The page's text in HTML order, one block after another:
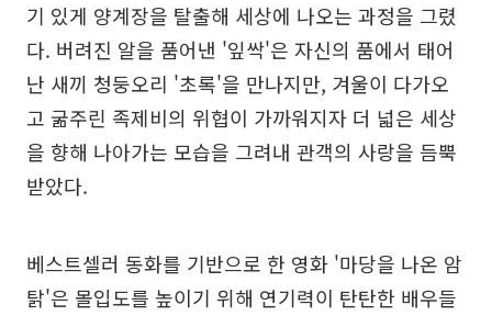
기 있게 양계장을 탈출해 세상에 나오는 과정을 그렸
다. 버려진 알을 품어낸 '잎싹'은 자신의 품에서 태어
난 새끼 청둥오리 '초록'을 만나지만, 겨울이 다가오
고 굶주린 족제비의 위협이 가까워지자 더 넓은 세상
을 향해 나아가는 모습을 그려내 관객의 사랑을 듬뿍
받았다.
베스트셀러 동화를 기반으로 한 영화 '마당을 나온 암
탉'은 몰입도를 높이기 위해 연기력이 탄탄한 배우들